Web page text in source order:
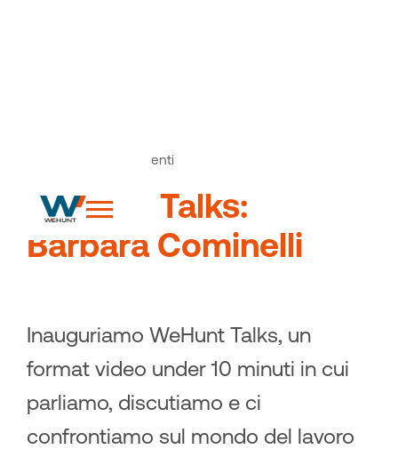
Articoli ed eventi
WeHunt Talks:
Barbara Cominelli
Inauguriamo WeHunt Talks, un
format video under 10 minuti in cui
parliamo, discutiamo e ci
confrontiamo sul mondo del lavoro